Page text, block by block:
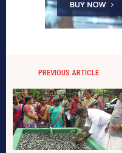
PREVIOUS ARTICLE